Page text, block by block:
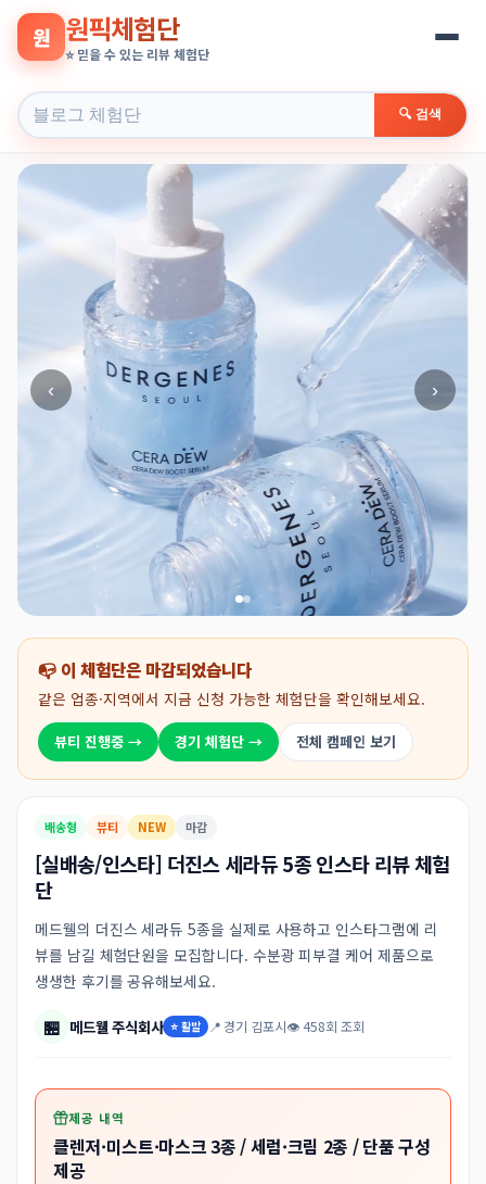
원 원픽체험단
⭐ 믿을 수 있는 리뷰 체험단
🔍 검색
‹ ›
📭 이 체험단은 마감되었습니다
같은 업종·지역에서 지금 신청 가능한 체험단을 확인해보세요.
뷰티 진행중 → 경기 체험단 → 전체 캠페인 보기
배송형 뷰티 NEW 마감
[실배송/인스타] 더진스 세라듀 5종 인스타 리뷰 체험
단
메드웰의 더진스 세라듀 5종을 실제로 사용하고 인스타그램에 리
뷰를 남길 체험단원을 모집합니다. 수분광 피부결 케어 제품으로
생생한 후기를 공유해보세요.
🏪 메드웰 주식회사 ⭐ 활발 📍 경기 김포시👁 458회 조회
제공 내역
클렌저·미스트·마스크 3종 / 세럼·크림 2종 / 단품 구성
제공